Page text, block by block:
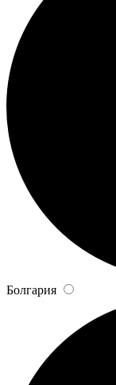
Болгария